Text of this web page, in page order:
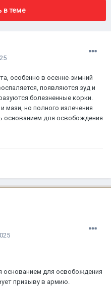
в теме
особенно в осенне-зимний
появляются зуд и
болезненные корки.
мази, но полного излечения
основанием для освобождения
основанием для освобождения
призыву в армию.